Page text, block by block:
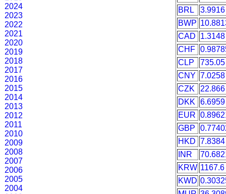
2024
2023
2022
2021
2020
2019
2018
2017
2016
2015
2014
2013
2012
2011
2010
2009
2008
2007
2006
2005
2004
BRL
3.9916
BWP
CAD
1.3148
CHF
CLP
735.05
CNY 7.0258
CZK
22.866
DKK
6.6959
EUR
GBP
HKD 7.8384
INR
KRW 1167.6
KWD